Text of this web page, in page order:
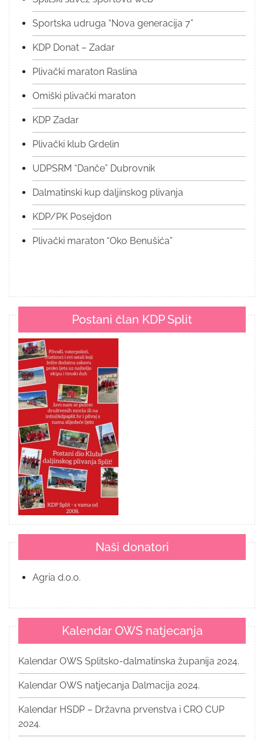
Sportska udruga “Nova generacija 7”
KDP Donat – Zadar
Plivački maraton Raslina
Omiški plivački maraton
KDP Zadar
Plivački klub Grdelin
UDPSRM “Danče” Dubrovnik
Dalmatinski kup daljinskog plivanja
KDP/PK Posejdon
Plivački maraton “Oko Benušića”
Postani član KDP Split
Naši donatori
Agria d.o.o.
Kalendar OWS natjecanja
Kalendar OWS Splitsko-dalmatinska županija 2024.
Kalendar OWS natjecanja Dalmacija 2024.
Kalendar HSDP – Državna prvenstva i CRO CUP
2024.